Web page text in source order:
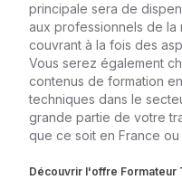
principale sera de
aux professionnels de la
couvrant à la fois des
Vous serez également
contenus de formation
techniques dans le
grande partie de votre
que ce soit en France
Découvrir l'offre Formateur